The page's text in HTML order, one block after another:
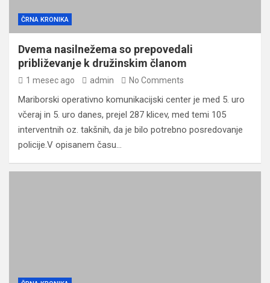
ČRNA KRONIKA
Dvema nasilnežema so prepovedali
približevanje k družinskim članom
1 mesec ago admin No Comments
Mariborski operativno komunikacijski center je med 5. uro
včeraj in 5. uro danes, prejel 287 klicev, med temi 105
interventnih oz. takšnih, da je bilo potrebno posredovanje
policije.V opisanem času…